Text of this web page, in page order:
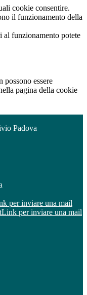
cookie consentire.
il funzionamento della
al funzionamento potete
possono essere
pagina della cookie
Padova
per inviare una mail
Link per inviare una mail